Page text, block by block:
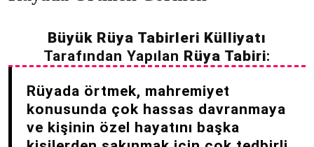
Büyük Rüya Tabirleri Külliyatı
Tarafından Yapılan Rüya Tabiri:
Rüyada örtmek, mahremiyet
konusunda çok hassas davranmaya
ve kişinin özel hayatını başka